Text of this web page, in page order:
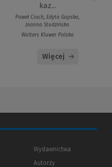
kaz...
Paweł Cioch, Edyta Gapska,
Joanna Studzińska
Wolters Kluwer Polska
Więcej
Wydawnictwa
Autorzy